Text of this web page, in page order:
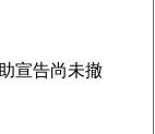
宣告尚未撤